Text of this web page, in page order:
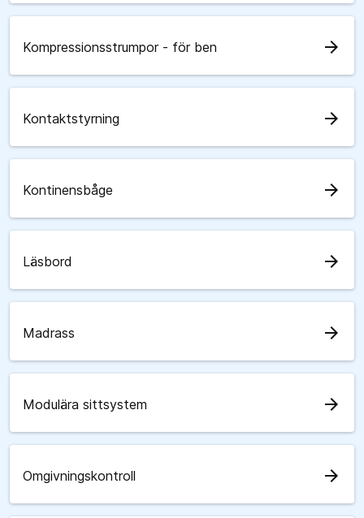
Kompressionsstrumpor - för ben arrow_forward
Kontaktstyrning arrow_forward
Kontinensbåge arrow_forward
Läsbord arrow_forward
Madrass arrow_forward
Modulära sittsystem arrow_forward
Omgivningskontroll arrow_forward